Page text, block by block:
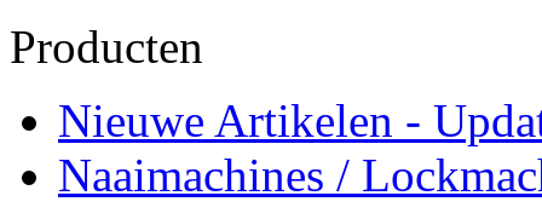
Producten
Nieuwe Artikelen -
Naaimachines /